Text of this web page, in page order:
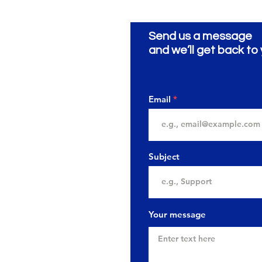
Send us a message
and we’ll get back to
Email
Subject
Your message